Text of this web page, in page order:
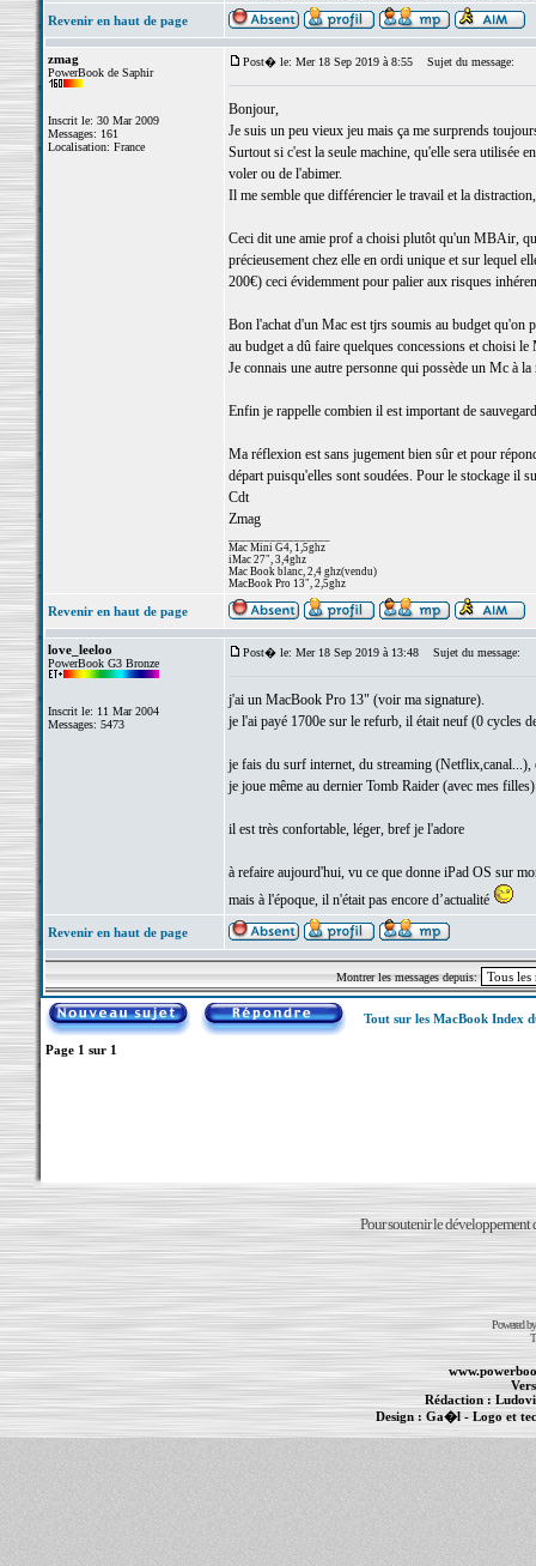
Revenir en haut de page
zmag
PowerBook de Saphir
Inscrit le: 30 Mar 2009
Messages: 161
Localisation: France
Post� le: Mer 18 Sep 2019 à 8:55 Sujet du message:
Bonjour,
Je suis un peu vieux jeu mais ça me surprends
Surtout si c'est la seule machine, qu'elle sera utilisée
voler ou de l'abimer.
Il me semble que différencier le travail et la
Ceci dit une amie prof a choisi plutôt qu'un MBAir,
précieusement chez elle en ordi unique et sur lequel
200€) ceci évidemment pour palier aux risques
Bon l'achat d'un Mac est tjrs soumis au budget qu'on
au budget a dû faire quelques concessions et choisi
Je connais une autre personne qui possède un Mc à
Enfin je rappelle combien il est important de
Ma réflexion est sans jugement bien sûr et pour
départ puisqu'elles sont soudées. Pour le stockage il
Cdt
Zmag
Mac Mini G4, 1,5ghz
iMac 27", 3,4ghz
Mac Book blanc, 2,4 ghz(vendu)
MacBook Pro 13", 2,5ghz
Revenir en haut de page
love_leeloo
PowerBook G3 Bronze
Inscrit le: 11 Mar 2004
Messages: 5473
Post� le: Mer 18 Sep 2019 à 13:48 Sujet du message:
j'ai un MacBook Pro 13" (voir ma signature).
je l'ai payé 1700e sur le refurb, il était neuf (0 cycles
je fais du surf internet, du streaming
je joue même au dernier Tomb Raider (avec mes filles)
il est très confortable, léger, bref je l'adore
à refaire aujourd'hui, vu ce que donne iPad OS sur
mais à l'époque, il n'était pas encore d’actualité
Revenir en haut de page
Montrer les messages depuis:
Tout sur les MacBook Index
Page 1 sur 1
Pour soutenir le développement
Powered
Rédaction :
Design : Ga�l- Logo et
Informations : PowerBook -